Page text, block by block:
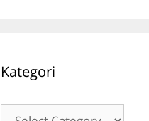
Kategori
Kategori